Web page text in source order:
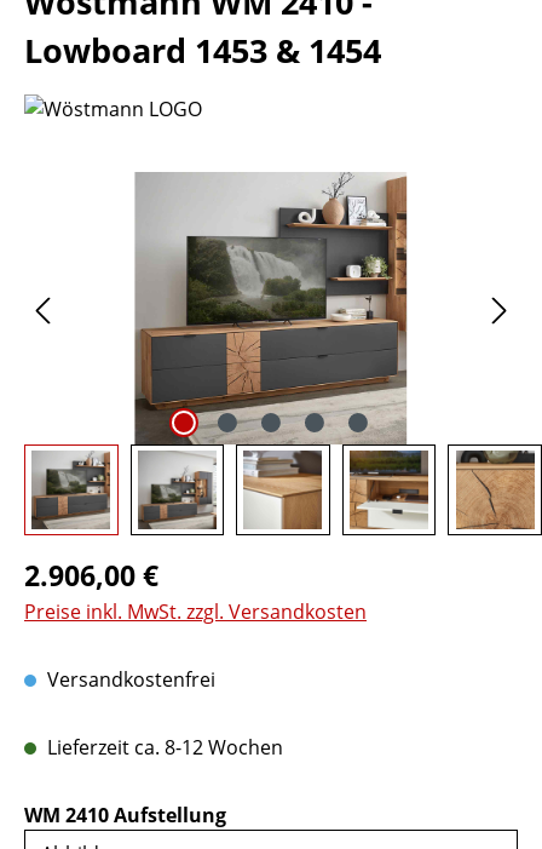
Lowboard 1453 & 1454
Regulärer Preis:
2.906,00 €
Preise inkl. MwSt. zzgl. Versandkosten
Versandkostenfrei
Lieferzeit ca. 8-12 Wochen
WM 2410 Aufstellungauswählen